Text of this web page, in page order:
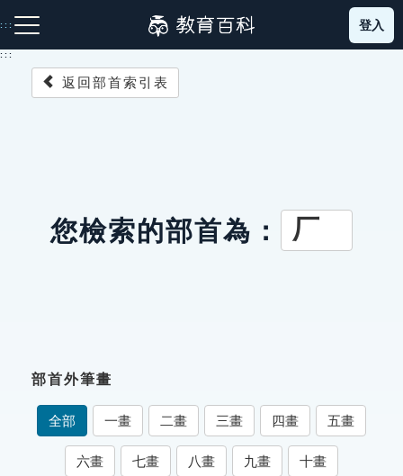
到
主
:::
成語故事
索引選單
知識索引
登入
:::
返回部首索引表
您檢索的部首為： 厂
部首外筆畫
全部 一畫 二畫 三畫 四畫 五畫
六畫 七畫 八畫 九畫 十畫